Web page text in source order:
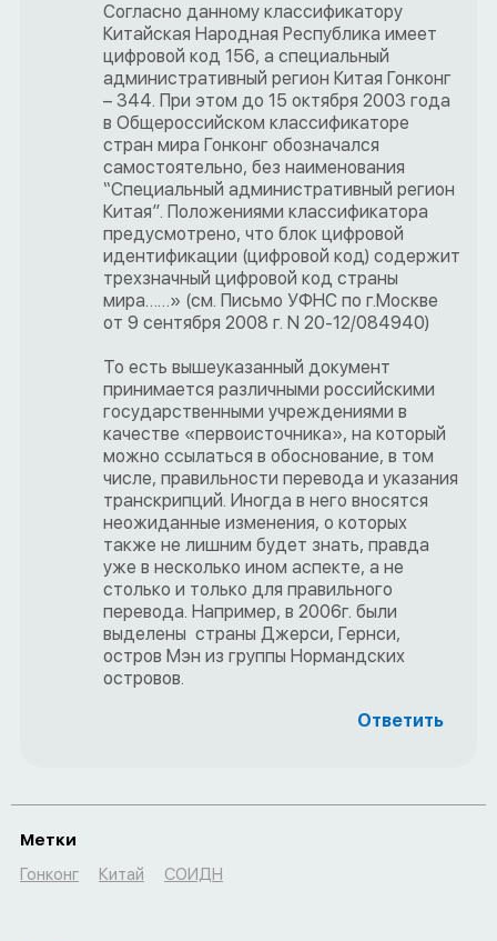
Согласно данному классификатору
Китайская Народная Республика имеет
цифровой код 156, а специальный
административный регион Китая Гонконг
– 344. При этом до 15 октября 2003 года
в Общероссийском классификаторе
стран мира Гонконг обозначался
самостоятельно, без наименования
“Специальный административный регион
Китая”. Положениями классификатора
предусмотрено, что блок цифровой
идентификации (цифровой код) содержит
трехзначный цифровой код страны
мира……» (см. Письмо УФНС по г.Москве
от 9 сентября 2008 г. N 20-12/084940)
То есть вышеуказанный документ
принимается различными российскими
государственными учреждениями в
качестве «первоисточника», на который
можно ссылаться в обоснование, в том
числе, правильности перевода и указания
транскрипций. Иногда в него вносятся
неожиданные изменения, о которых
также не лишним будет знать, правда
уже в несколько ином аспекте, а не
столько и только для правильного
перевода. Например, в 2006г. были
выделены страны Джерси, Гернси,
остров Мэн из группы Нормандских
островов.
Ответить
Метки
Гонконг
Китай СОИДН